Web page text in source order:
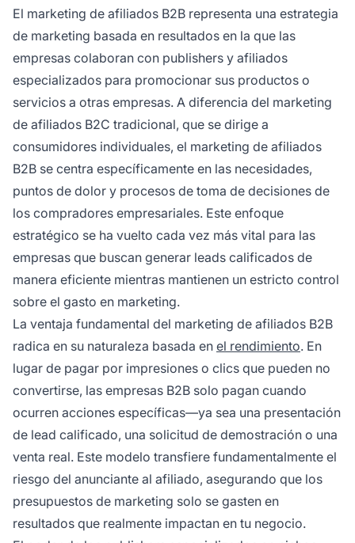
El marketing de afiliados B2B representa una estrategia
de marketing basada en resultados en la que las
empresas colaboran con publishers y afiliados
especializados para promocionar sus productos o
servicios a otras empresas. A diferencia del marketing
de afiliados B2C tradicional, que se dirige a
consumidores individuales, el marketing de afiliados
B2B se centra específicamente en las necesidades,
puntos de dolor y procesos de toma de decisiones de
los compradores empresariales. Este enfoque
estratégico se ha vuelto cada vez más vital para las
empresas que buscan generar leads calificados de
manera eficiente mientras mantienen un estricto control
sobre el gasto en marketing.
La ventaja fundamental del marketing de afiliados B2B
radica en su naturaleza basada en el rendimiento. En
lugar de pagar por impresiones o clics que pueden no
convertirse, las empresas B2B solo pagan cuando
ocurren acciones específicas—ya sea una presentación
de lead calificado, una solicitud de demostración o una
venta real. Este modelo transfiere fundamentalmente el
riesgo del anunciante al afiliado, asegurando que los
presupuestos de marketing solo se gasten en
resultados que realmente impactan en tu negocio.